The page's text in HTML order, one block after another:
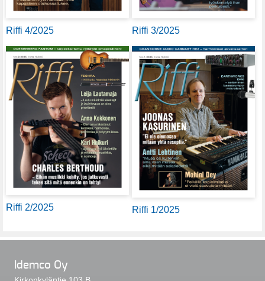
Riffi 4/2025 Riffi 3/2025
Riffi 2/2025 Riffi 1/2025
Idemco Oy